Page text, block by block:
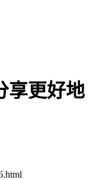
享更好地